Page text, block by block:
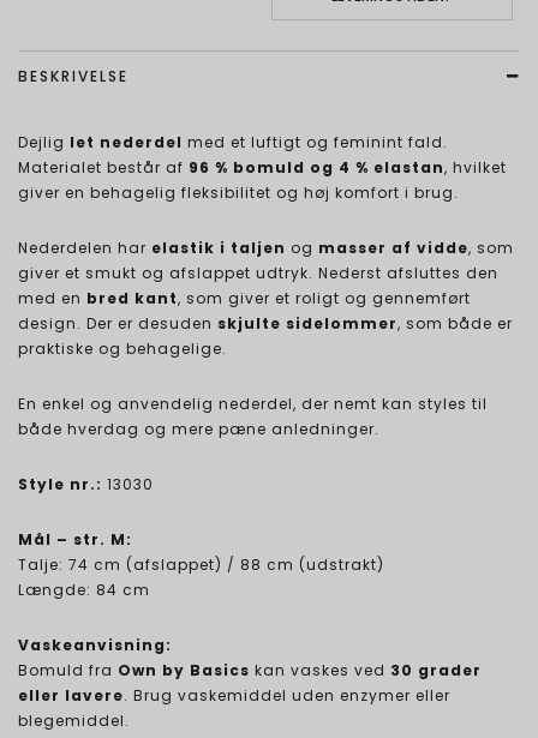
BESKRIVELSE
Dejlig let nederdel med et luftigt og feminint fald.
Materialet består af 96 % bomuld og 4 % elastan, hvilket
giver en behagelig fleksibilitet og høj komfort i brug.
Nederdelen har elastik i taljen og masser af vidde, som
giver et smukt og afslappet udtryk. Nederst afsluttes den
med en bred kant, som giver et roligt og gennemført
design. Der er desuden skjulte sidelommer, som både er
praktiske og behagelige.
En enkel og anvendelig nederdel, der nemt kan styles til
både hverdag og mere pæne anledninger.
Style nr.: 13030
Mål – str. M:
Talje: 74 cm (afslappet) / 88 cm (udstrakt)
Længde: 84 cm
Vaskeanvisning:
Bomuld fra Own by Basics kan vaskes ved 30 grader
eller lavere. Brug vaskemiddel uden enzymer eller
blegemiddel.